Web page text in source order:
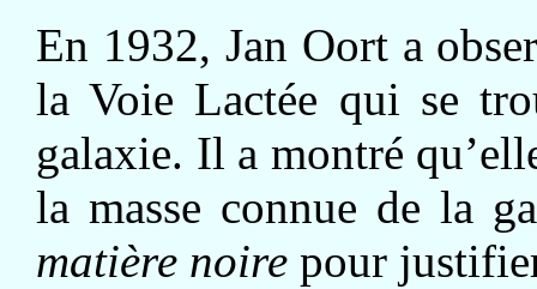
En 1932, Jan Oort a
la Voie Lactée qui se
galaxie. Il a montré
la masse connue de la
matière noire pour